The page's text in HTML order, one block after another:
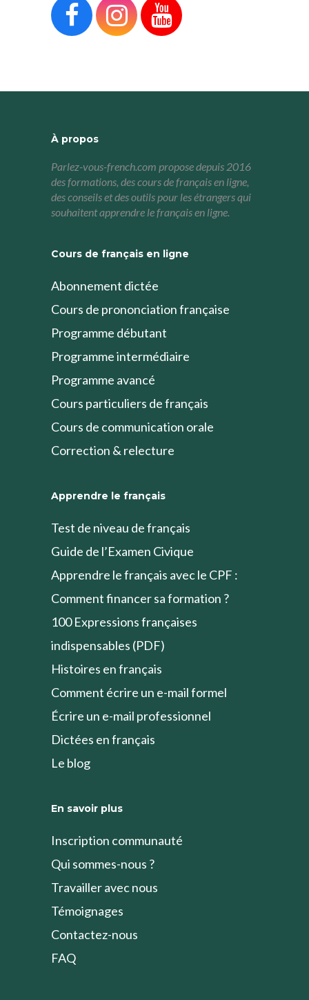
  
À propos
Parlez-vous-french.com propose depuis 2016
des formations, des cours de français en ligne,
des conseils et des outils pour les étrangers qui
souhaitent apprendre le français en ligne.
Cours de français en ligne
Abonnement dictée
Cours de prononciation française
Programme débutant
Programme intermédiaire
Programme avancé
Cours particuliers de français
Cours de communication orale
Correction & relecture
Apprendre le français
Test de niveau de français
Guide de l’Examen Civique
Apprendre le français avec le CPF :
Comment financer sa formation ?
100 Expressions françaises
indispensables (PDF)
Histoires en français
Comment écrire un e-mail formel
Écrire un e-mail professionnel
Dictées en français
Le blog
En savoir plus
Inscription communauté
Qui sommes-nous ?
Travailler avec nous
Témoignages
Contactez-nous
FAQ